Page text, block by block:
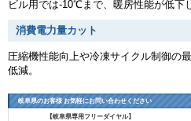
ビル用では-10℃まで、暖房性能が低下
消費電力量カット
圧縮機性能向上や冷凍サイクル制御の
低減。
岐阜県のお客様 お気軽にお問い合わせください
【岐阜県専用フリーダイヤル】